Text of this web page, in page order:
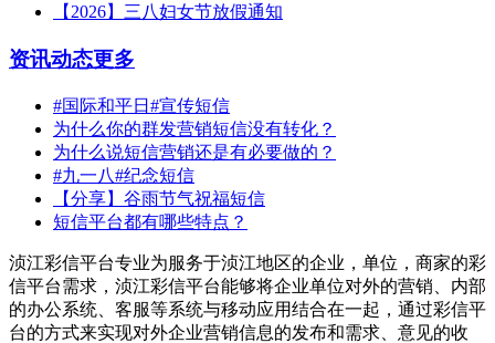
【2026】三八妇女节放假通知
资讯动态更多
#国际和平日#宣传短信
为什么你的群发营销短信没有转化？
为什么说短信营销还是有必要做的？
#九一八#纪念短信
【分享】谷雨节气祝福短信
短信平台都有哪些特点？
浈江彩信平台专业为服务于浈江地区的企业，单位，商家的彩
信平台需求，浈江彩信平台能够将企业单位对外的营销、内部
的办公系统、客服等系统与移动应用结合在一起，通过彩信平
台的方式来实现对外企业营销信息的发布和需求、意见的收